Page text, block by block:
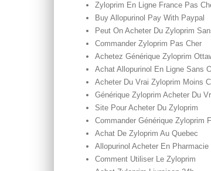
Zyloprim En Ligne France Pas
Buy Allopurinol Pay With Paypal
Peut On Acheter Du Zyloprim
Commander Zyloprim Pas Cher
Achetez Générique Zyloprim
Achat Allopurinol En Ligne Sans
Acheter Du Vrai Zyloprim Moins
Générique Zyloprim Acheter Du
Site Pour Acheter Du Zyloprim
Commander Générique Zyloprim
Achat De Zyloprim Au Quebec
Allopurinol Acheter En Pharmacie
Comment Utiliser Le Zyloprim